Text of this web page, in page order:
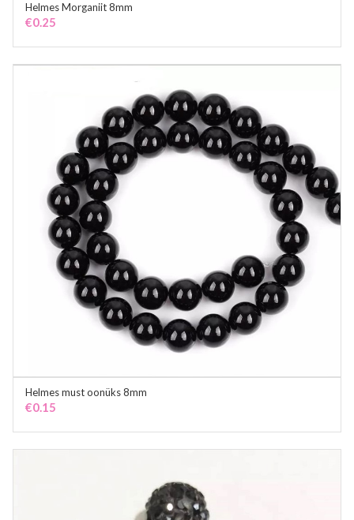
Helmes Morganiit 8mm
€0.25
Helmes must oonüks 8mm
€0.15